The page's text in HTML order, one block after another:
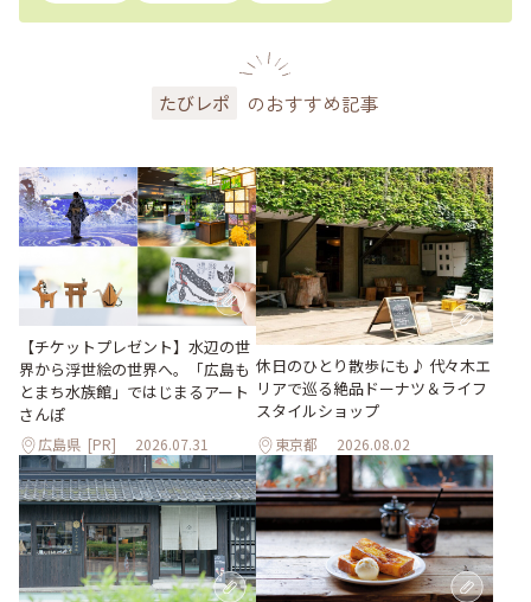
たびレポ のおすすめ記事
【チケットプレゼント】水辺の世
界から浮世絵の世界へ。「広島も
とまち水族館」ではじまるアート
さんぽ
広島県 [PR] 2026.07.31
休日のひとり散歩にも♪ 代々木エ
リアで巡る絶品ドーナツ＆ライフ
スタイルショップ
東京都 2026.08.02